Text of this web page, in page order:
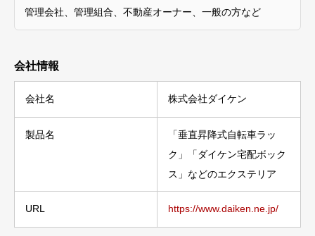
管理会社、管理組合、不動産オーナー、一般の方など
会社情報
会社名 株式会社ダイケン
製品名
「垂直昇降式自転車ラッ
ク」「ダイケン宅配ボック
ス」などのエクステリア
URL https://www.daiken.ne.jp/